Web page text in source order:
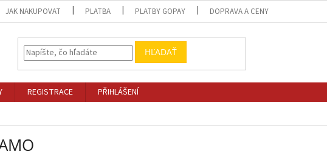
JAK NAKUPOVAT PLATBA PLATBY GOPAY DOPRAVA A CENY
HĽADAŤ
REGISTRACE
PŘIHLÁŠENÍ